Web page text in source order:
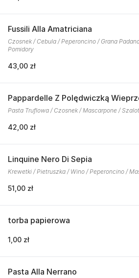
Fussili Alla Amatriciana
Czosnek / Cebula / Peperoncino / Grana
Pomidory
43,00 zł
Pappardelle Z Polędwiczką
Pasta Truflowa / Czosnek / Mascarpone /
42,00 zł
Linquine Nero Di Sepia
Krewetki / Pietruszka / Wino / Peperoncino /
51,00 zł
torba papierowa
1,00 zł
Pasta Alla Nerrano